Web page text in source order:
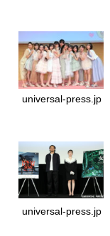
universal-press.jp
universal-press.jp